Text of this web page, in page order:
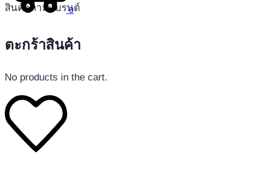
สินค้าตามแบรนด์
0
ตะกร้าสินค้า
No products in the cart.